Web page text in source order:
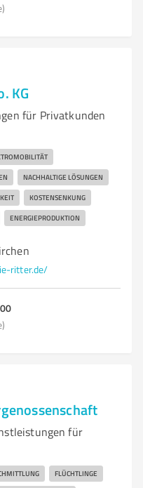
KG
für Privatkunden
NACHHALTIGE LÖSUNGEN
KOSTENSENKUNG
ENERGIEPRODUKTION
ritter.de/
für
FLÜCHTLINGE